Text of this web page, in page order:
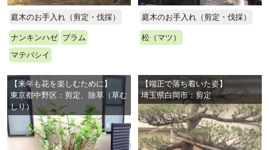
庭木のお手入れ（剪定・伐採）
ナンキンハゼ プラム
マテバシイ
庭木のお手入れ（剪定・伐採）
松（マツ）
【来年も花を楽しむために】
東京都中野区：剪定、除草（草む
しり）
【端正で落ち着いた姿】
埼玉県白岡市：剪定